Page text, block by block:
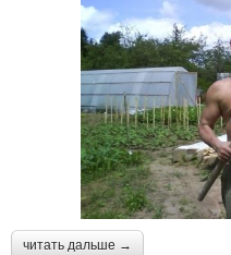
читать дальше →